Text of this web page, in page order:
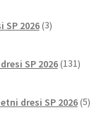
2026 3izdelki
SP 2026 131
dresi SP 2026 5